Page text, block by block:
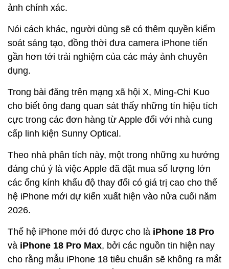
ảnh chính xác.
Nói cách khác, người dùng sẽ có thêm quyền kiểm
soát sáng tạo, đồng thời đưa camera iPhone tiến
gần hơn tới trải nghiệm của các máy ảnh chuyên
dụng.
Trong bài đăng trên mạng xã hội X, Ming-Chi Kuo
cho biết ông đang quan sát thấy những tín hiệu tích
cực trong các đơn hàng từ Apple đối với nhà cung
cấp linh kiện Sunny Optical.
Theo nhà phân tích này, một trong những xu hướng
đáng chú ý là việc Apple đã đặt mua số lượng lớn
các ống kính khẩu độ thay đổi có giá trị cao cho thế
hệ iPhone mới dự kiến xuất hiện vào nửa cuối năm
2026.
Thế hệ iPhone mới đó được cho là iPhone 18 Pro
và iPhone 18 Pro Max, bởi các nguồn tin hiện nay
cho rằng mẫu iPhone 18 tiêu chuẩn sẽ không ra mắt